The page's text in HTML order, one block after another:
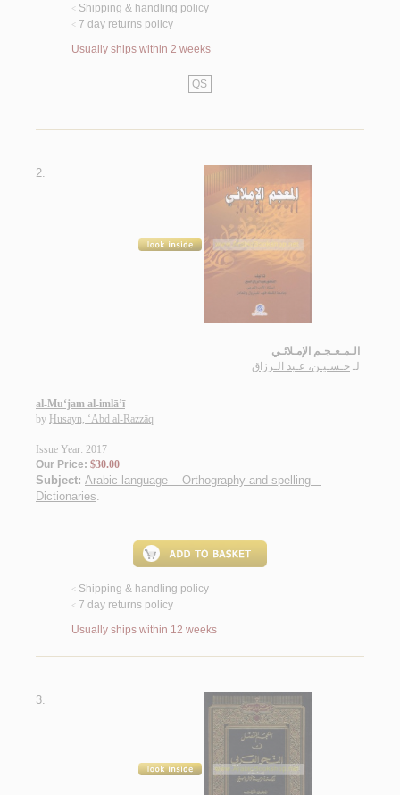
< Shipping & handling policy
< 7 day returns policy
Usually ships within 2 weeks
QS
2.
الـمـعـجـم الإمـلائـي
لـ حـسـيـن، عـبد الـرزاق
al-Mu‘jam al-imlā’ī
by Ḥusayn, ‘Abd al-Razzāq
Issue Year: 2017
Our Price: $30.00
Subject: Arabic language -- Orthography and spelling --
Dictionaries.
< Shipping & handling policy
< 7 day returns policy
Usually ships within 12 weeks
3.